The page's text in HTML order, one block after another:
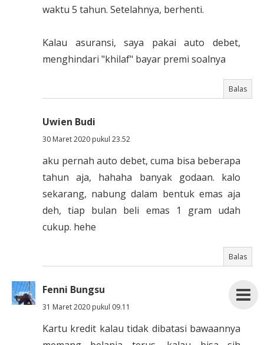
waktu 5 tahun. Setelahnya, berhenti.
Kalau asuransi, saya pakai auto debet,
menghindari "khilaf" bayar premi soalnya
Balas
Uwien Budi
30 Maret 2020 pukul 23.52
aku pernah auto debet, cuma bisa beberapa
tahun aja, hahaha banyak godaan. kalo
sekarang, nabung dalam bentuk emas aja
deh, tiap bulan beli emas 1 gram udah
cukup. hehe
Balas
Fenni Bungsu
31 Maret 2020 pukul 09.11
Kartu kredit kalau tidak dibatasi bawaannya